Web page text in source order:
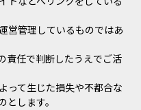
営管理しているものではあ
責任で判断したうえでご活
って生じた損失や不都合な
します。